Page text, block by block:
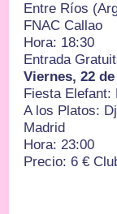
Entre Ríos
FNAC Callao
Hora: 18:30
Entrada
Viernes, 22
Fiesta
A los Platos:
Madrid
Hora: 23:00
Precio: 6 €